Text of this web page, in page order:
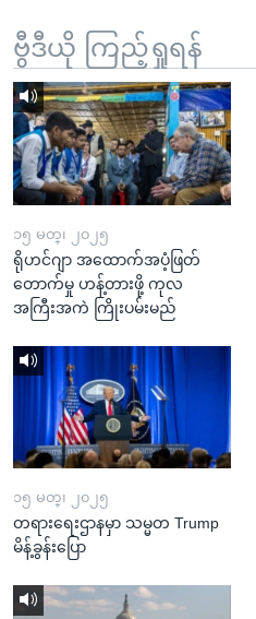
ရန်
ရှာဖွေ
ရန်
နေရာ
သို့
ကျော်
ရန်
ဘာသာစကားများ
ဗွီဒီယို ကြည့်ရှုရန်
၁၅ မတ္၊ ၂၀၂၅
ရိုဟင်ဂျာ အထောက်အပံ့ဖြတ်
တောက်မှု ဟန့်တားဖို့ ကုလ
အကြီးအကဲ ကြိုးပမ်းမည်
၁၅ မတ္၊ ၂၀၂၅
တရားရေးဌာနမှာ သမ္မတ Trump
မိန့်ခွန်းပြော